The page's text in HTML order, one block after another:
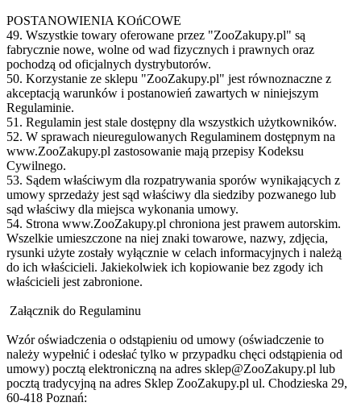
POSTANOWIENIA KOńCOWE
49. Wszystkie towary oferowane przez "ZooZakupy.pl" są
fabrycznie nowe, wolne od wad fizycznych i prawnych oraz
pochodzą od oficjalnych dystrybutorów.
50. Korzystanie ze sklepu "ZooZakupy.pl" jest równoznaczne z
akceptacją warunków i postanowień zawartych w niniejszym
Regulaminie.
51. Regulamin jest stale dostępny dla wszystkich użytkowników.
52. W sprawach nieuregulowanych Regulaminem dostępnym na
www.ZooZakupy.pl zastosowanie mają przepisy Kodeksu
Cywilnego.
53. Sądem właściwym dla rozpatrywania sporów wynikających z
umowy sprzedaży jest sąd właściwy dla siedziby pozwanego lub
sąd właściwy dla miejsca wykonania umowy.
54. Strona www.ZooZakupy.pl chroniona jest prawem autorskim.
Wszelkie umieszczone na niej znaki towarowe, nazwy, zdjęcia,
rysunki użyte zostały wyłącznie w celach informacyjnych i należą
do ich właścicieli. Jakiekolwiek ich kopiowanie bez zgody ich
właścicieli jest zabronione.
Załącznik do Regulaminu
Wzór oświadczenia o odstąpieniu od umowy (oświadczenie to
należy wypełnić i odesłać tylko w przypadku chęci odstąpienia od
umowy) pocztą elektroniczną na adres sklep@ZooZakupy.pl lub
pocztą tradycyjną na adres Sklep ZooZakupy.pl ul. Chodzieska 29,
60-418 Poznań: